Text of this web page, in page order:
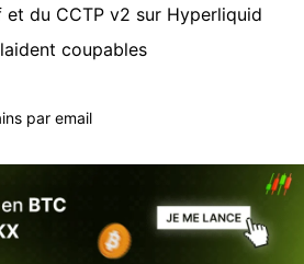
et du CCTP v2 sur Hyperliquid
coupables
par email